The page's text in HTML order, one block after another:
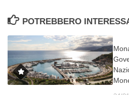
POTREBBERO